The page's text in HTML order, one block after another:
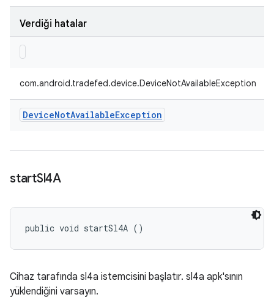
Verdiği hatalar
com.android.tradefed.device.DeviceNotAvailableException
DeviceNotAvailableException
startSl4A
public void startSl4A ()
Cihaz tarafında sl4a istemcisini başlatır. sl4a apk'sının
yüklendiğini varsayın.